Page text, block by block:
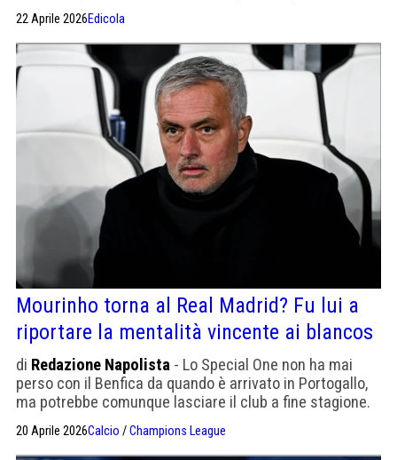
22 Aprile 2026Edicola
Mourinho torna al Real Madrid? Fu lui a
riportare la mentalità vincente ai blancos
di Redazione Napolista - Lo Special One non ha mai
perso con il Benfica da quando è arrivato in Portogallo,
ma potrebbe comunque lasciare il club a fine stagione.
20 Aprile 2026Calcio /Champions League